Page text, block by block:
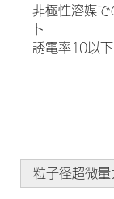
非極性溶媒
ト
誘電率10以
粒子径超微